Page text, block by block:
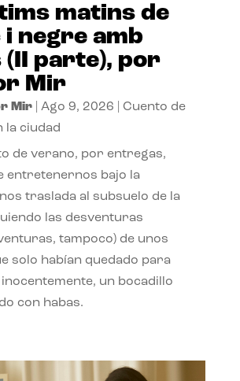
matins de
i negre amb
(II parte), por
Mir
Mir| Ago 9, 2026
Cuento de
la ciudad
de verano, por entregas,
entretenernos bajo la
traslada al subsuelo de la
las desventuras
tampoco) de unos
solo habían quedado para
un bocadillo
con habas.